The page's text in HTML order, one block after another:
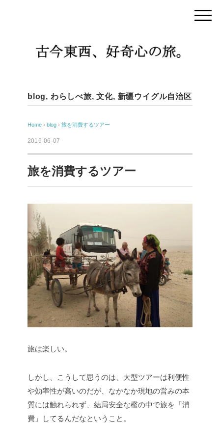
blog, わらしべ旅,文化, 新疆ウイグル自治区
Home › blog › 旅を消費するツアー
2016-06-07
旅を消費するツアー
旅は楽しい。
しかし、こうして思うのは、大型ツアーは利便性
や効率性が高いのだが、なかなか現地の営みの本
質には触れられず、結局安全な檻の中で旅を「消
費」してるんだなということ。